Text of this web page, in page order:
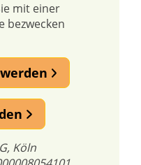
mit einer
bezwecken
Köln